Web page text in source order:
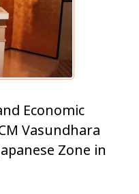
Economic
Vasundhara
Zone in